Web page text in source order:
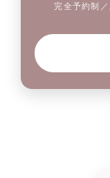
完全予約制